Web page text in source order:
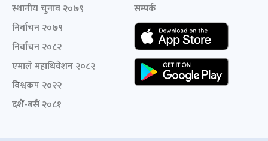
स्थानीय चुनाव २०७९
निर्वाचन २०७९
निर्वाचन २०८२
एमाले महाधिवेशन २०८२
विश्वकप २०२२
दशैं-बसैं २०८१
सम्पर्क